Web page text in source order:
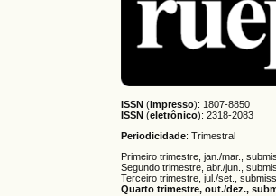
ISSN (impresso): 1807-8850
ISSN (eletrônico):2318-2083
Periodicidade: Trimestral
Primeiro trimestre, jan./mar.,
Segundo trimestre, abr./jun.,
Terceiro trimestre, jul./set.,
Quarto trimestre, out./dez.,